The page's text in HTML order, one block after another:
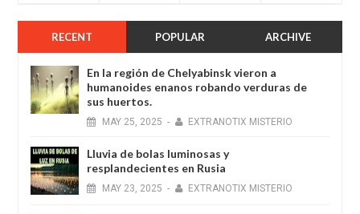
RECENT POPULAR ARCHIVE
En la región de Chelyabinsk vieron a
humanoides enanos robando verduras de
sus huertos.
MAY 25, 2025 - EXTRANOTIX MISTERIO
Lluvia de bolas luminosas y
resplandecientes en Rusia
MAY 23, 2025 - EXTRANOTIX MISTERIO